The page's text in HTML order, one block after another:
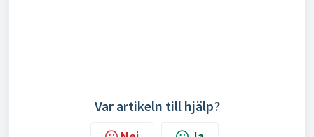
Var artikeln till hjälp?